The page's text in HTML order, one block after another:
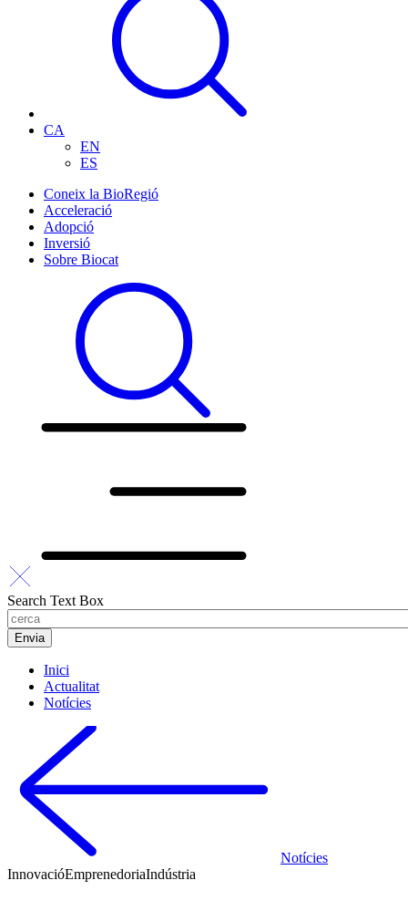
CA
EN
ES
Coneix la BioRegió
Acceleració
Adopció
Inversió
Sobre Biocat
Search Text Box
Inici
Actualitat
Notícies
Notícies
InnovacióEmprenedoriaIndústria